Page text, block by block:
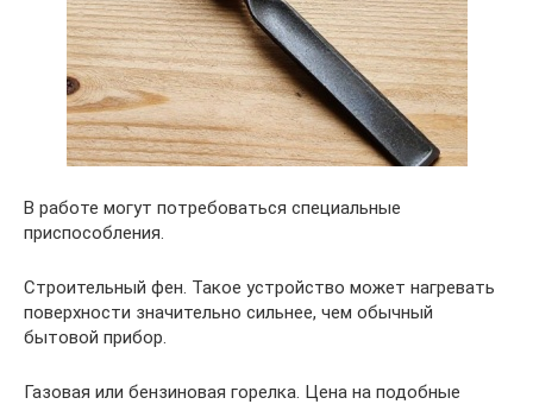
В работе могут потребоваться специальные
приспособления.
Строительный фен. Такое устройство может нагревать
поверхности значительно сильнее, чем обычный
бытовой прибор.
Газовая или бензиновая горелка. Цена на подобные